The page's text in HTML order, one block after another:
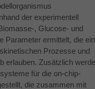
der experimentell
, Glucose- und
Parameter ermittelt, die
Prozesse und
erlauben. Zusätzlich
für die on-chip-
die zusammen mit